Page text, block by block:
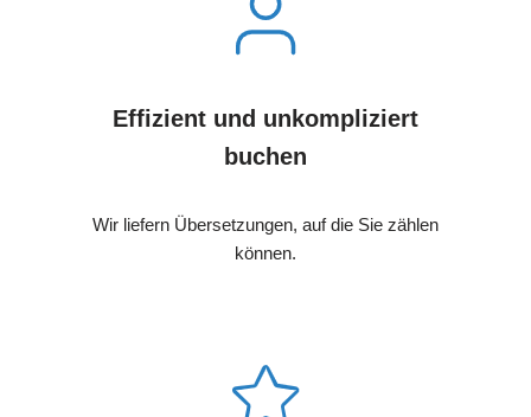
Effizient und unkompliziert
buchen
Wir liefern Übersetzungen, auf die Sie zählen
können.